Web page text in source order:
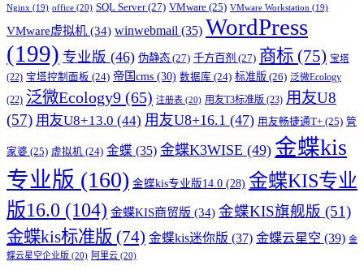
Nginx (19) office (20) SQL Server(27) VMware (25) VMware Workstation (19)
VMware虚拟机 (34) winwebmail (35) WordPress
(199) 专业版 (46) 伪静态 (27) 千方百剂 (27) 商标 (75) 宝塔
(22) 宝塔控制面板 (24) 帝国cms (30) 数据库 (24) 标准版 (26) 泛微Ecology
(22) 泛微Ecology9 (65) 注册表 (20) 用友T3标准版 (23) 用友U8
(57) 用友U8+13.0 (44) 用友U8+16.1 (47) 用友畅捷通T+ (25) 管
家婆 (25) 虚拟机 (24) 金蝶 (35) 金蝶K3WISE (49) 金蝶kis
专业版 (160) 金蝶kis专业版14.0 (28) 金蝶KIS专业
版16.0 (104) 金蝶KIS商贸版 (34) 金蝶KIS旗舰版 (51)
金蝶kis标准版 (74) 金蝶kis迷你版 (37) 金蝶云星空 (39) 金
蝶云星空企业版 (20) 阿里云 (20)